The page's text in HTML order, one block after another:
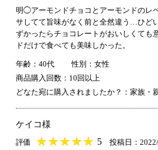
明◯アーモンドチョコとアーモンドのレ
サしてて旨味がなく前と全然違う…ひど
ずかったらチョコレートがおいしくても
ドだけで食べても美味しかった。
年齢：40代
性別：女性
商品購入回数：10回以上
どなた宛に購入されましたか？：家族・
ケイコ様
評価 ★★★★★
★★★★★ 5 投稿日：